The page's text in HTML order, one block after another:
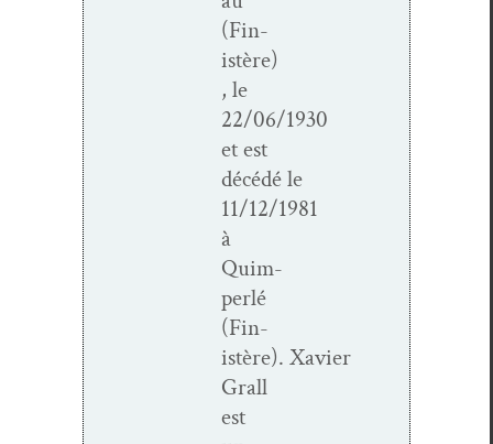
(Fin­
istère)
, le
22/06/1930
et est
décédé le
11/12/1981
à
Quim­
per­lé
(Fin­
istère). Xavier
Grall
est